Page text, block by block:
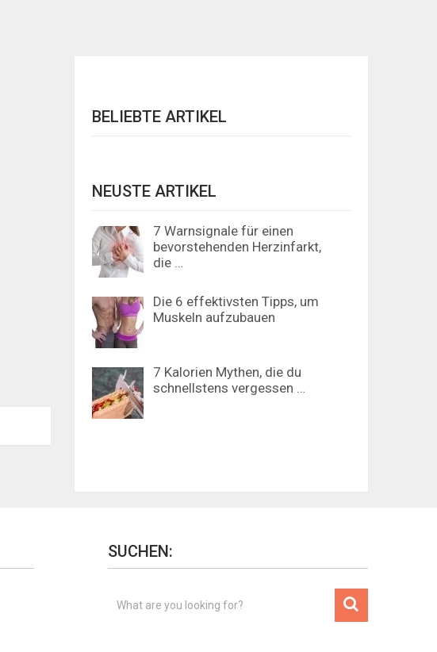
BELIEBTE ARTIKEL
NEUSTE ARTIKEL
7 Warnsignale für einen
bevorstehenden Herzinfarkt,
die …
Die 6 effektivsten Tipps, um
Muskeln aufzubauen
7 Kalorien Mythen, die du
schnellstens vergessen …
SUCHEN: